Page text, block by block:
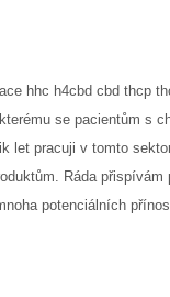
hhc h4cbd cbd thcp
se pacientům s
let pracuji v tomto
Ráda přispívám
potenciálních